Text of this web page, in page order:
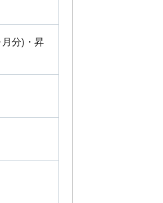
分)・昇